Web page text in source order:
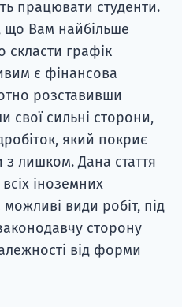
працювати студенти.
що Вам найбільше
скласти графік
є фінансова
розставивши
свої сильні сторони,
який покриє
з лишком. Дана стаття
іноземних
можливі види робіт, під
сторону
від форми